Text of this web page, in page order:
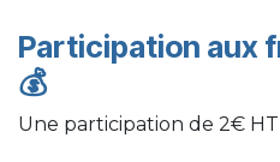
Participation aux
💰
Une participation de 2€